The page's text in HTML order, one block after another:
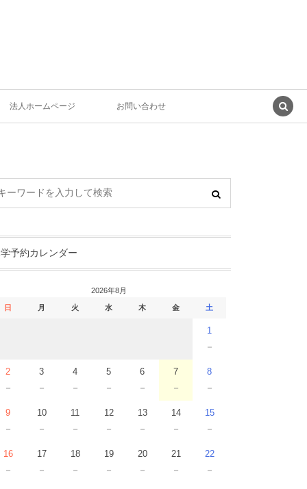
法人ホームページ お問い合わせ
予約カレンダー
2026年8月
日 月 火 水 木 金 土
1
－
2
－
3
－
4
－
5
－
6
－
7
－
8
－
9
－
10
－
11
－
12
－
13
－
14
－
15
－
16
－
17
－
18
－
19
－
20
－
21
－
22
－